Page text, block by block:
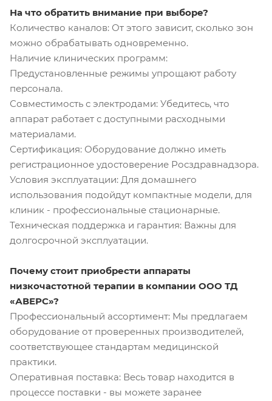
На что обратить внимание при выборе?
Количество каналов: От этого зависит, сколько зон
можно обрабатывать одновременно.
Наличие клинических программ:
Предустановленные режимы упрощают работу
персонала.
Совместимость с электродами: Убедитесь, что
аппарат работает с доступными расходными
материалами.
Сертификация: Оборудование должно иметь
регистрационное удостоверение Росздравнадзора.
Условия эксплуатации: Для домашнего
использования подойдут компактные модели, для
клиник - профессиональные стационарные.
Техническая поддержка и гарантия: Важны для
долгосрочной эксплуатации.
Почему стоит приобрести аппараты
низкочастотной терапии в компании ООО ТД
«АВЕРС»?
Профессиональный ассортимент: Мы предлагаем
оборудование от проверенных производителей,
соответствующее стандартам медицинской
практики.
Оперативная поставка: Весь товар находится в
процессе поставки - вы можете заранее